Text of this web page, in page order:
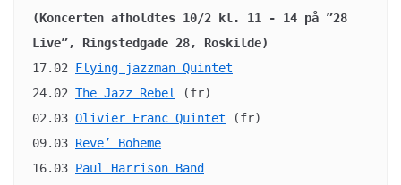
(Koncerten afholdtes 10/2 kl. 11 - 14 på ”28
Live”, Ringstedgade 28, Roskilde)
17.02 Flying jazzman Quintet
24.02 The Jazz Rebel
(fr)
02.03 Olivier Franc Quintet (fr)
09.03 Reve’ Boheme
16.03 Paul Harrison Band